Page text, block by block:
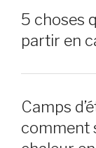
5 choses
partir en
Camps
comment